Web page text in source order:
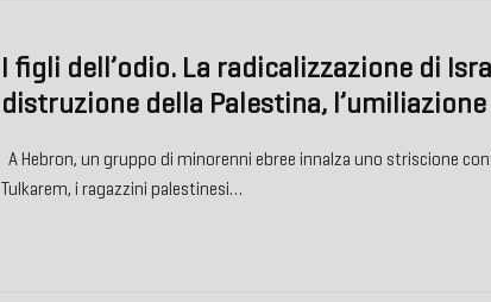
I figli dell’odio. La radicalizzazione di
distruzione della Palestina, l’umiliazione
A Hebron, un gruppo di minorenni ebree innalza uno striscione
Tulkarem, i ragazzini palestinesi…